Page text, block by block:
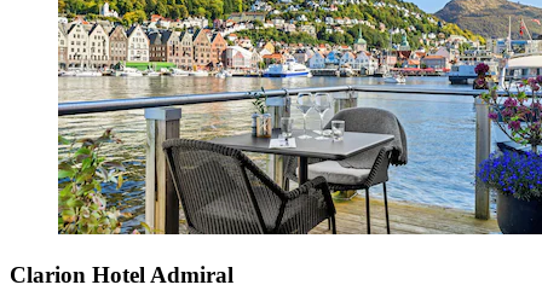
Clarion Hotel Admiral